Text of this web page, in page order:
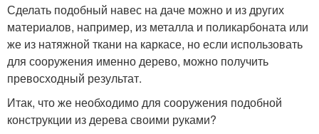
Сделать подобный навес на даче можно и из других
материалов, например, из металла и поликарбоната или
же из натяжной ткани на каркасе, но если использовать
для сооружения именно дерево, можно получить
превосходный результат.
Итак, что же необходимо для сооружения подобной
конструкции из дерева своими руками?